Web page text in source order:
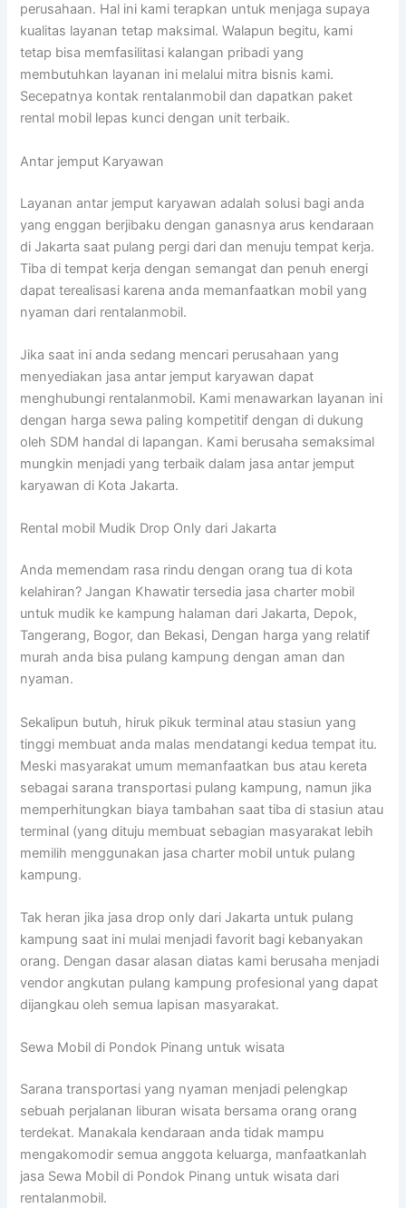
perusahaan. Hal ini kami terapkan untuk menjaga supaya
kualitas layanan tetap maksimal. Walapun begitu, kami
tetap bisa memfasilitasi kalangan pribadi yang
membutuhkan layanan ini melalui mitra bisnis kami.
Secepatnya kontak rentalanmobil dan dapatkan paket
rental mobil lepas kunci dengan unit terbaik.
Antar jemput Karyawan
Layanan antar jemput karyawan adalah solusi bagi anda
yang enggan berjibaku dengan ganasnya arus kendaraan
di Jakarta saat pulang pergi dari dan menuju tempat kerja.
Tiba di tempat kerja dengan semangat dan penuh energi
dapat terealisasi karena anda memanfaatkan mobil yang
nyaman dari rentalanmobil.
Jika saat ini anda sedang mencari perusahaan yang
menyediakan jasa antar jemput karyawan dapat
menghubungi rentalanmobil. Kami menawarkan layanan ini
dengan harga sewa paling kompetitif dengan di dukung
oleh SDM handal di lapangan. Kami berusaha semaksimal
mungkin menjadi yang terbaik dalam jasa antar jemput
karyawan di Kota Jakarta.
Rental mobil Mudik Drop Only dari Jakarta
Anda memendam rasa rindu dengan orang tua di kota
kelahiran? Jangan Khawatir tersedia jasa charter mobil
untuk mudik ke kampung halaman dari Jakarta, Depok,
Tangerang, Bogor, dan Bekasi, Dengan harga yang relatif
murah anda bisa pulang kampung dengan aman dan
nyaman.
Sekalipun butuh, hiruk pikuk terminal atau stasiun yang
tinggi membuat anda malas mendatangi kedua tempat itu.
Meski masyarakat umum memanfaatkan bus atau kereta
sebagai sarana transportasi pulang kampung, namun jika
memperhitungkan biaya tambahan saat tiba di stasiun atau
terminal (yang dituju membuat sebagian masyarakat lebih
memilih menggunakan jasa charter mobil untuk pulang
kampung.
Tak heran jika jasa drop only dari Jakarta untuk pulang
kampung saat ini mulai menjadi favorit bagi kebanyakan
orang. Dengan dasar alasan diatas kami berusaha menjadi
vendor angkutan pulang kampung profesional yang dapat
dijangkau oleh semua lapisan masyarakat.
Sewa Mobil di Pondok Pinang untuk wisata
Sarana transportasi yang nyaman menjadi pelengkap
sebuah perjalanan liburan wisata bersama orang orang
terdekat. Manakala kendaraan anda tidak mampu
mengakomodir semua anggota keluarga, manfaatkanlah
jasa Sewa Mobil di Pondok Pinang untuk wisata dari
rentalanmobil.